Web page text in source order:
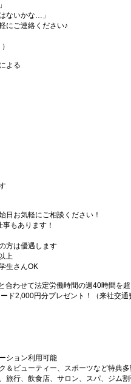
ないかな…」
にご連絡ください♪
よる
日お気軽にご相談ください！
もあります！
方は優遇します
上
生さんOK
合わせて法定労働時間の週40時間を
ド2,000円分プレゼント！（来社交通
ション利用可能
＆ビューティー、スポーツなど特典多
旅行、飲食店、サロン、スパ、ジム割